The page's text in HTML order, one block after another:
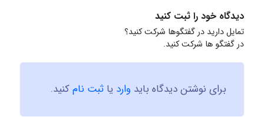
دیدگاه خود را ثبت کنید
تمایل دارید در گفتگوها شرکت کنید؟
در گفتگو ها شرکت کنید.
برای نوشتن دیدگاه باید وارد یا ثبت نامکنید.